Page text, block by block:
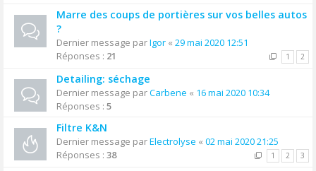
Marre des coups de portières sur vos belles autos
?
Dernier message parIgor « 29 mai 2020 12:51
Réponses : 21 1 2
Detailing: séchage
Dernier message parCarbene « 16 mai 2020 10:34
Réponses : 5
Filtre K&N
Dernier message parElectrolyse « 02 mai 2020 21:25
Réponses : 38 1 2 3